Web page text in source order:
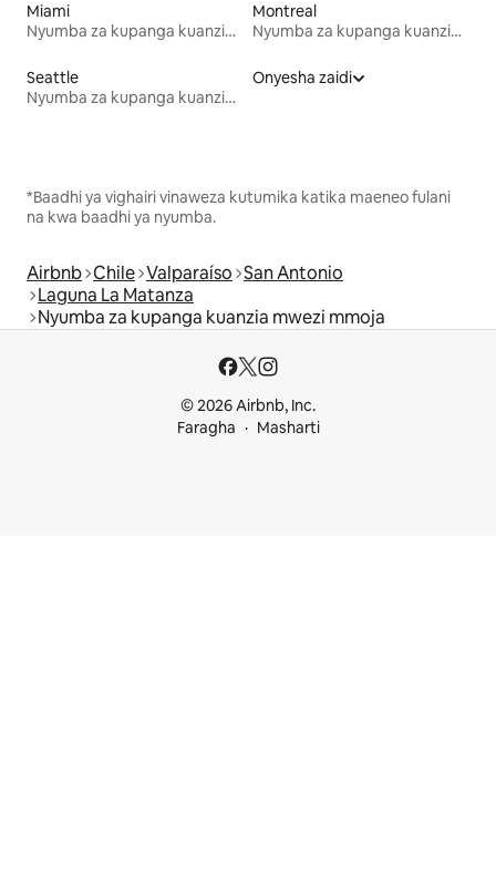
Miami
Nyumba za kupanga kuanzia mwezi mmoja
Montreal
Nyumba za kupanga kuanzia mwezi mmoja
Seattle
Nyumba za kupanga kuanzia mwezi mmoja
Onyesha zaidi
*Baadhi ya vighairi vinaweza kutumika katika maeneo fulani
na kwa baadhi ya nyumba.
Airbnb Chile Valparaíso San Antonio
Laguna La Matanza
Nyumba za kupanga kuanzia mwezi mmoja
© 2026 Airbnb, Inc.
Faragha
Masharti